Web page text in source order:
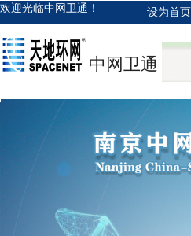
设为首页
欢迎光临中网卫通！
中网卫通